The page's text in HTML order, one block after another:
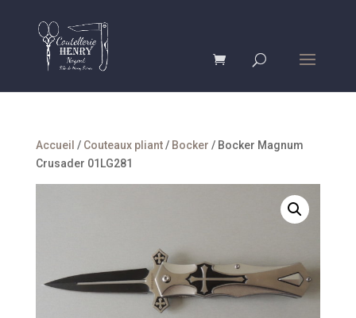
Accueil / Couteaux pliant/ Bocker / Bocker Magnum
Crusader 01LG281